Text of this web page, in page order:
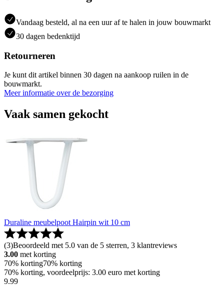
Vandaag besteld, al na een uur af te halen in jouw bouwmarkt
30 dagen bedenktijd
Retourneren
Je kunt dit artikel binnen 30 dagen na aankoop ruilen in de
bouwmarkt.
Meer informatie over de bezorging
Vaak samen gekocht
Duraline meubelpoot Hairpin wit 10 cm
(3)Beoordeeld met 5.0 van de 5 sterren, 3 klantreviews
3.00 met korting
70% korting70% korting
70% korting, voordeelprijs: 3.00 euro met korting
9.99